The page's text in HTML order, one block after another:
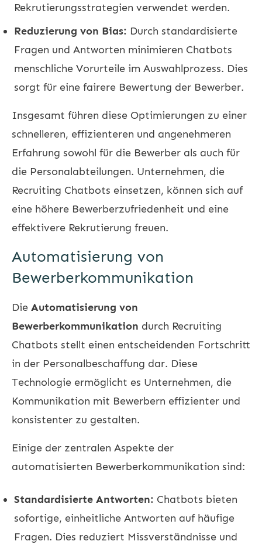
Rekrutierungsstrategien verwendet werden.
Reduzierung von Bias: Durch standardisierte
Fragen und Antworten minimieren Chatbots
menschliche Vorurteile im Auswahlprozess. Dies
sorgt für eine fairere Bewertung der Bewerber.
Insgesamt führen diese Optimierungen zu einer
schnelleren, effizienteren und angenehmeren
Erfahrung sowohl für die Bewerber als auch für
die Personalabteilungen. Unternehmen, die
Recruiting Chatbots einsetzen, können sich auf
eine höhere Bewerberzufriedenheit und eine
effektivere Rekrutierung freuen.
Automatisierung von
Bewerberkommunikation
Die Automatisierung von
Bewerberkommunikation durch Recruiting
Chatbots stellt einen entscheidenden Fortschritt
in der Personalbeschaffung dar. Diese
Technologie ermöglicht es Unternehmen, die
Kommunikation mit Bewerbern effizienter und
konsistenter zu gestalten.
Einige der zentralen Aspekte der
automatisierten Bewerberkommunikation sind:
Standardisierte Antworten: Chatbots bieten
sofortige, einheitliche Antworten auf häufige
Fragen. Dies reduziert Missverständnisse und